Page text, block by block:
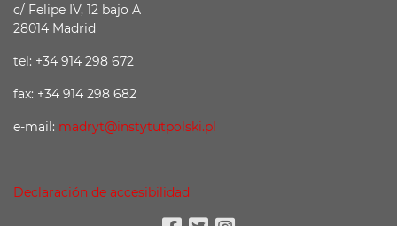
c/ Felipe IV, 12 bajo A
28014 Madrid
tel: +34 914 298 672
fax: +34 914 298 682
e-mail: madryt@instytutpolski.pl
Declaración de accesibilidad